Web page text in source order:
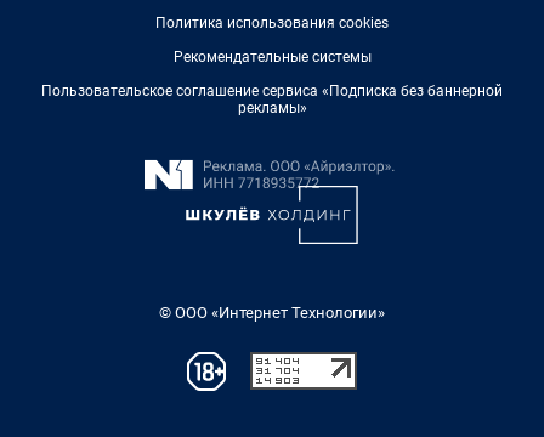
Политика использования cookies
Рекомендательные системы
Пользовательское соглашение сервиса «Подписка без баннерной
рекламы»
© ООО «Интернет Технологии»